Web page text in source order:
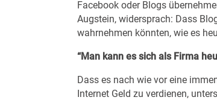
Facebook oder Blogs
Augstein, widersprach: Dass
wahrnehmen könnten, wie es
“Man kann es sich als Firma
Dass es nach wie vor eine
Internet Geld zu verdienen,